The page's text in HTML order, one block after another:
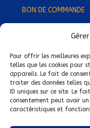
Pour offrir les meilleures
telles que les cookies pour
appareils. Le fait de
traiter des données telles
ID uniques sur ce site. Le
consentement peut avoir
caractéristiques et
BON DE COMMANDE
Devenez Délégué·e
Trouvez-nous près
Mentions légales
Conditions
Politique de